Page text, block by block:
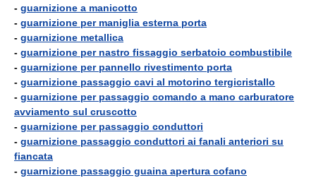
- guarnizione a manicotto
- guarnizione per maniglia esterna porta
- guarnizione metallica
- guarnizione per nastro fissaggio serbatoio combustibile
- guarnizione per pannello rivestimento porta
- guarnizione passaggio cavi al motorino tergicristallo
- guarnizione per passaggio comando a mano carburatore
avviamento sul cruscotto
- guarnizione per passaggio conduttori
- guarnizione passaggio conduttori ai fanali anteriori su
fiancata
- guarnizione passaggio guaina apertura cofano